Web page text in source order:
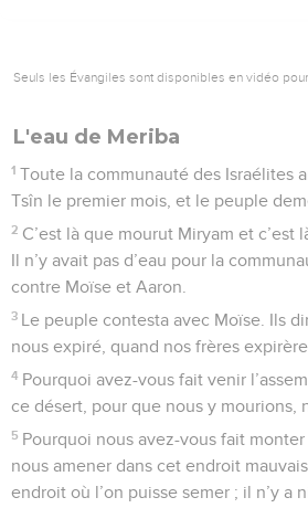
Seuls les Évangiles sont disponibles en vidéo pour
L'eau de Meriba
1 Toute la communauté des Israélites
Tsîn le premier mois, et le peuple
2 C’est là que mourut Miryam et c’est
Il n’y avait pas d’eau pour la
contre Moïse et Aaron.
3 Le peuple contesta avec Moïse. Ils
nous expiré, quand nos frères
4 Pourquoi avez-vous fait venir
ce désert, pour que nous y mourions,
5 Pourquoi nous avez-vous fait monter
nous amener dans cet endroit mauvais
endroit où l’on puisse semer ; il n’y a